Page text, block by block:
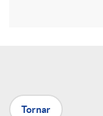
X
Tornar